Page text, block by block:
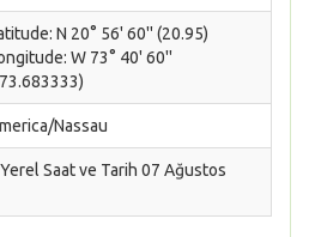
N 20° 56' 60'' (20.95)
W 73° 40' 60''
Nassau
Saat ve Tarih 07 Ağustos